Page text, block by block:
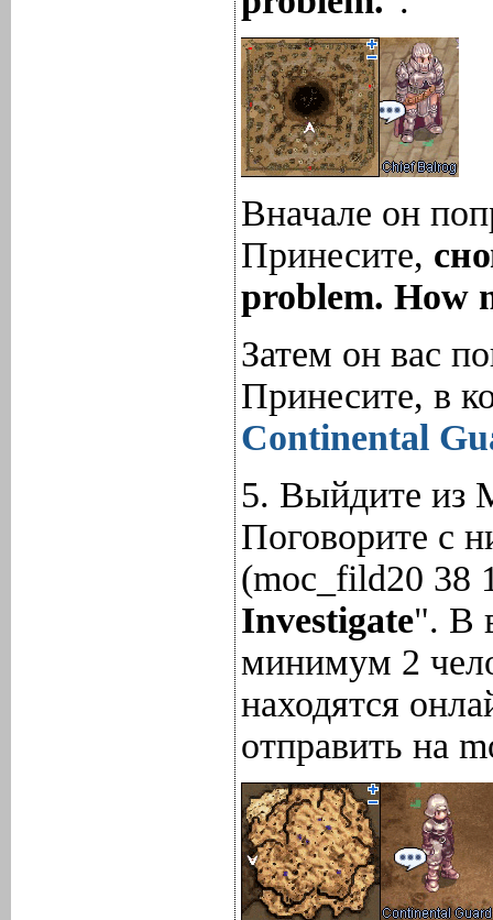
Вначале он
Принесите,
problem. How
Затем он вас
Принесите, в
Continental
5. Выйдите из
Поговорите с
(moc_fild20 38
Investigate". В
минимум 2
находятся
отправить на